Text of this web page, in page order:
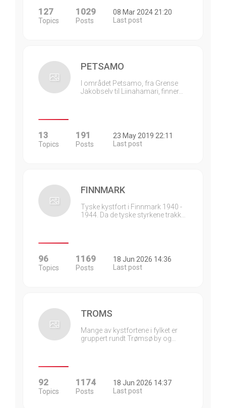
127
Topics
1029
Posts
08 Mar 2024 21:20
Last post
PETSAMO
I området Petsamo, fra Grense
Jakobselv til Liinahamari, finner…
13
Topics
191
Posts
23 May 2019 22:11
Last post
FINNMARK
Tyske kystfort i Finnmark 1940 -
1944. Da de tyske styrkene trakk…
96
Topics
1169
Posts
18 Jun 2026 14:36
Last post
TROMS
Mange av kystfortene i fylket er
gruppert rundt Trømsø by og…
92
Topics
1174
Posts
18 Jun 2026 14:37
Last post